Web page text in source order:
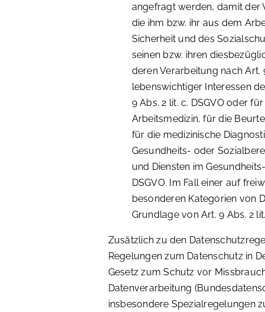
angefragt werden, damit der
die ihm bzw. ihr aus dem
Sicherheit und des
seinen bzw. ihren
deren Verarbeitung nach Art.
lebenswichtiger Interessen
9 Abs. 2 lit. c. DSGVO oder
Arbeitsmedizin, für die
für die medizinische
Gesundheits- oder
und Diensten im
DSGVO. Im Fall einer auf
besonderen Kategorien von
Grundlage von Art. 9 Abs. 2
Zusätzlich zu den
Regelungen zum Datenschutz in
Gesetz zum Schutz vor
Datenverarbeitung
insbesondere Spezialregelungen